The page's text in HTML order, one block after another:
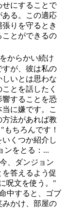
せにすることで
る。この適応
りを守るとき
ことができるの
からかい続け
すが、彼は私の
いとは思わな
とを話したく
響することを恐
に嫌です。こ
法があれば教
ちろんです！
くつか紹介し
ンをとる：...
、ダンジョン
答えるよう促
呪文を使う。"
中すると、ゴブ
みかけ、部屋の